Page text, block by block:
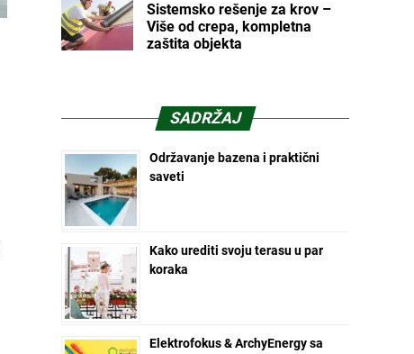
Sistemsko rešenje za krov –
Više od crepa, kompletna
zaštita objekta
SADRŽAJ
Održavanje bazena i praktični
saveti
Kako urediti svoju terasu u par
koraka
Elektrofokus & ArchyEnergy sa